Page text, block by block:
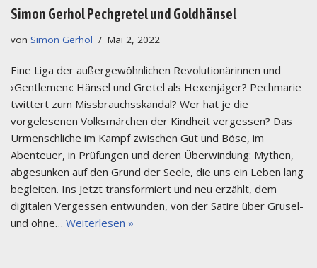
Simon Gerhol Pechgretel und Goldhänsel
von Simon Gerhol Mai 2, 2022
Eine Liga der außergewöhnlichen Revolutionärinnen und
›Gentlemen‹: Hänsel und Gretel als Hexenjäger? Pechmarie
twittert zum Missbrauchsskandal? Wer hat je die
vorgelesenen Volksmärchen der Kindheit vergessen? Das
Urmenschliche im Kampf zwischen Gut und Böse, im
Abenteuer, in Prüfungen und deren Überwindung: Mythen,
abgesunken auf den Grund der Seele, die uns ein Leben lang
begleiten. Ins Jetzt transformiert und neu erzählt, dem
digitalen Vergessen entwunden, von der Satire über Grusel-
und ohne… Weiterlesen »